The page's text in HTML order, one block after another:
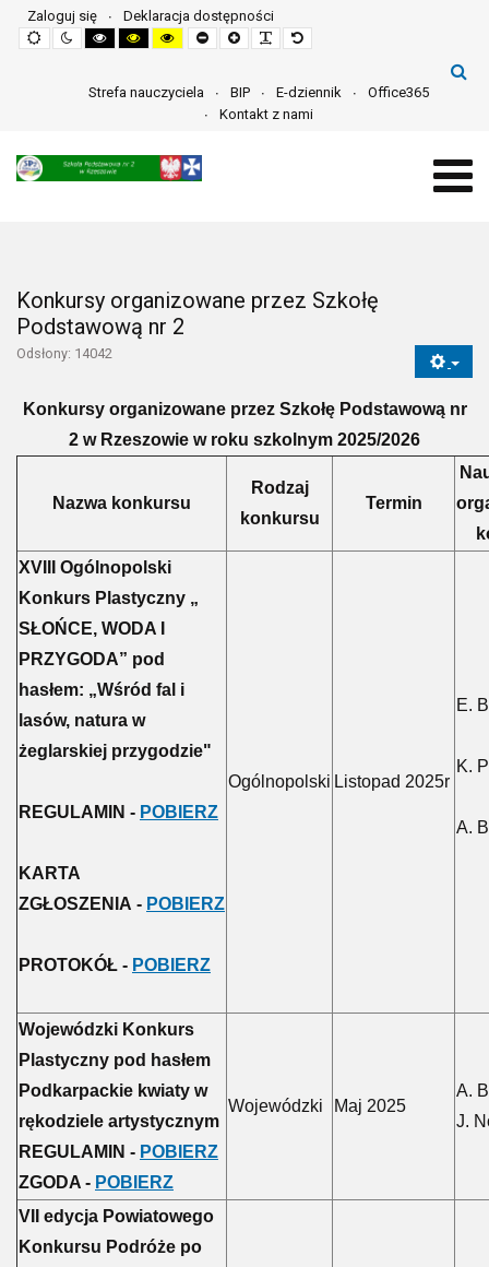
Zaloguj się
Deklaracja dostępności
Default
mode
Night
mode
High
contrast
mode
High
contrast
mode
High
contrast
mode
Set
smaller
Set
larger
Make
font
Set
default
Strefa nauczyciela
BIP E-dziennik
Office365
Kontakt z nami
Konkursy organizowane przez Szkołę
Podstawową nr 2
Odsłony: 14042
Konkursy organizowane przez Szkołę Podstawową nr
2 w Rzeszowie w roku szkolnym 2025/2026
Nazwa konkursu
Rodzaj
konkursu
Termin
XVIII Ogólnopolski
Konkurs Plastyczny „
SŁOŃCE, WODA I
PRZYGODA” pod
hasłem: „Wśród fal i
lasów, natura w
żeglarskiej przygodzie"
REGULAMIN - POBIERZ
KARTA
ZGŁOSZENIA - POBIERZ
PROTOKÓŁ - POBIERZ
Ogólnopolski Listopad 2025r
E.
K.
A.
Wojewódzki Konkurs
Plastyczny pod hasłem
Podkarpackie kwiaty w
rękodziele artystycznym
REGULAMIN - POBIERZ
ZGODA - POBIERZ
Wojewódzki Maj 2025
A.
J.
VII edycja Powiatowego
Konkursu Podróże po